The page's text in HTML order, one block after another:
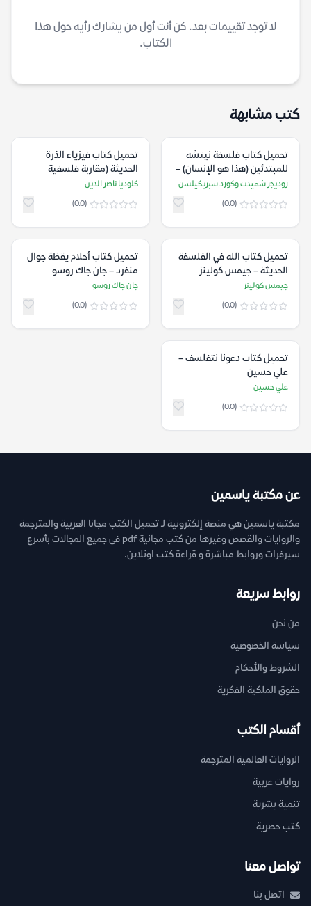
لا توجد تقييمات بعد. كن أنت أول من يشارك رأيه حول هذا
الكتاب.
كتب مشابهة
تحميل كتاب فلسفة نيتشه
للمبتدئين (هذا هو الإنسان) –
روديجر شميدت وكورد
روديجر شميدت وكورد سبريكيلسن
(0.0)
تحميل كتاب فيزياء الذرة
الحديثة (مقاربة فلسفية
تأويلية) – كلوديا ناصر الدين
كلوديا ناصر الدين
(0.0)
تحميل كتاب الله في الفلسفة
الحديثة – جيمس كولينز
جيمس كولينز
(0.0)
تحميل كتاب أحلام يقظة جوال
منفرد – جان جاك روسو
جان جاك روسو
(0.0)
تحميل كتاب دعونا نتفلسف –
علي حسين
علي حسين
(0.0)
عن مكتبة ياسمين
مكتبة ياسمين هي منصة إلكترونية لـ تحميل الكتب مجانا العربية والمترجمة
والروايات والقصص وغيرها من كتب مجانية pdf فى جميع المجالات بأسرع
سيرفرات وروابط مباشرة و قراءة كتب اونلاين.
روابط سريعة
من نحن
سياسة الخصوصية
الشروط والأحكام
حقوق الملكية الفكرية
أقسام الكتب
الروايات العالمية المترجمة
روايات عربية
تنمية بشرية
كتب حصرية
تواصل معنا
اتصل بنا